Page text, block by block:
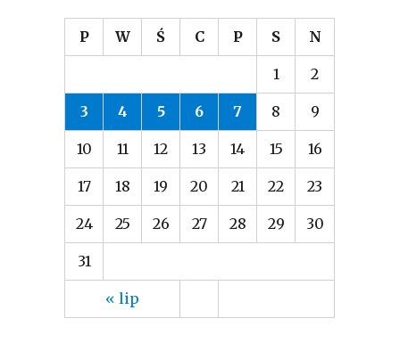
P W Ś C P S N
« lip
1 2
3 4 5 6 7 8 9
10 11 12 13 14 15 16
17 18 19 20 21 22 23
24 25 26 27 28 29 30
31